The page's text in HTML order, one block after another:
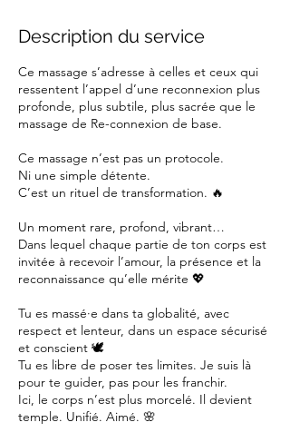
Description du service
Ce massage s’adresse à celles et ceux qui
ressentent l’appel d’une reconnexion plus
profonde, plus subtile, plus sacrée que le
massage de Re-connexion de base.
Ce massage n’est pas un protocole.
Ni une simple détente.
C’est un rituel de transformation. 🔥
Un moment rare, profond, vibrant…
Dans lequel chaque partie de ton corps est
invitée à recevoir l’amour, la présence et la
reconnaissance qu’elle mérite 💖
Tu es massé·e dans ta globalité, avec
respect et lenteur, dans un espace sécurisé
et conscient 🕊️
Tu es libre de poser tes limites. Je suis là
pour te guider, pas pour les franchir.
Ici, le corps n’est plus morcelé. Il devient
temple. Unifié. Aimé. 🌸